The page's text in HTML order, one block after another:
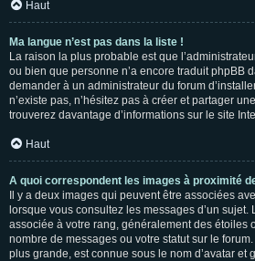
Haut
Ma langue n’est pas dans la liste !
La raison la plus probable est que
ou bien que personne n’a encore traduit phpBB
demander à un administrateur du forum
n’existe pas, n’hésitez pas à créer et partager
trouverez davantage d’informations sur le site
Haut
A quoi correspondent les images à proximité
Il y a deux images qui peuvent être associées
lorsque vous consultez les messages d’un sujet.
associée à votre rang, généralement des étoiles
nombre de messages ou votre statut sur le
plus grande, est connue sous le nom d’avatar et